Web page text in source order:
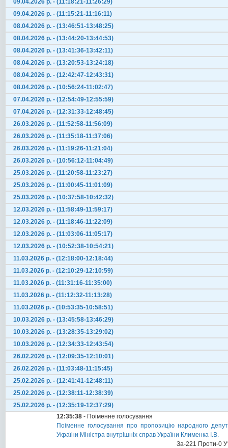
09.04.2026 р. - (11:18:21-11:26:29)
09.04.2026 р. - (11:15:21-11:16:11)
08.04.2026 р. - (13:46:51-13:48:25)
08.04.2026 р. - (13:44:20-13:44:53)
08.04.2026 р. - (13:41:36-13:42:11)
08.04.2026 р. - (13:20:53-13:24:18)
08.04.2026 р. - (12:42:47-12:43:31)
08.04.2026 р. - (10:56:24-11:02:47)
07.04.2026 р. - (12:54:49-12:55:59)
07.04.2026 р. - (12:31:33-12:48:45)
26.03.2026 р. - (11:52:58-11:56:09)
26.03.2026 р. - (11:35:18-11:37:06)
26.03.2026 р. - (11:19:26-11:21:04)
26.03.2026 р. - (10:56:12-11:04:49)
25.03.2026 р. - (11:20:58-11:23:27)
25.03.2026 р. - (11:00:45-11:01:09)
25.03.2026 р. - (10:37:58-10:42:32)
12.03.2026 р. - (11:58:49-11:59:17)
12.03.2026 р. - (11:18:46-11:22:09)
12.03.2026 р. - (11:03:06-11:05:17)
12.03.2026 р. - (10:52:38-10:54:21)
11.03.2026 р. - (12:18:00-12:18:44)
11.03.2026 р. - (12:10:29-12:10:59)
11.03.2026 р. - (11:31:16-11:35:00)
11.03.2026 р. - (11:12:32-11:13:28)
11.03.2026 р. - (10:53:35-10:58:51)
10.03.2026 р. - (13:45:58-13:46:29)
10.03.2026 р. - (13:28:35-13:29:02)
10.03.2026 р. - (12:34:33-12:43:54)
26.02.2026 р. - (12:09:35-12:10:01)
26.02.2026 р. - (11:03:48-11:15:45)
25.02.2026 р. - (12:41:41-12:48:11)
25.02.2026 р. - (12:38:11-12:38:39)
25.02.2026 р. - (12:35:19-12:37:29)
12:35:38 - Поіменне голосування
Поіменне голосування про пропозицію народного
України Міністра внутрішніх справ України Клименка І.В.
За-221 Проти-0